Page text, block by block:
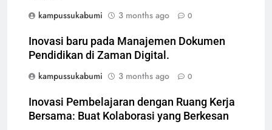
kampussukabumi
3 months ago 0
Inovasi baru pada Manajemen Dokumen
Pendidikan di Zaman Digital.
kampussukabumi
3 months ago 0
Inovasi Pembelajaran dengan Ruang Kerja
Bersama: Buat Kolaborasi yang Berkesan